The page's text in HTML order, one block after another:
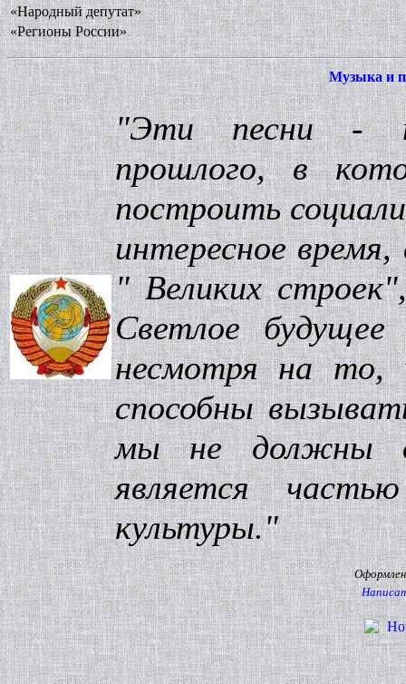
«Народный депутат»
«Регионы России»
Музыка и
"Эти песни -
прошлого, в
построить
интересное
" Великих
Светлое
несмотря на то,
способны
мы не должны
является
культуры."